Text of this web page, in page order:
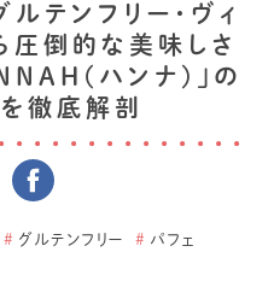
ルテンフリー・ヴィ
圧倒的な美味しさ
ハンナ)」の
徹底解剖
# グルテンフリー # パフェ